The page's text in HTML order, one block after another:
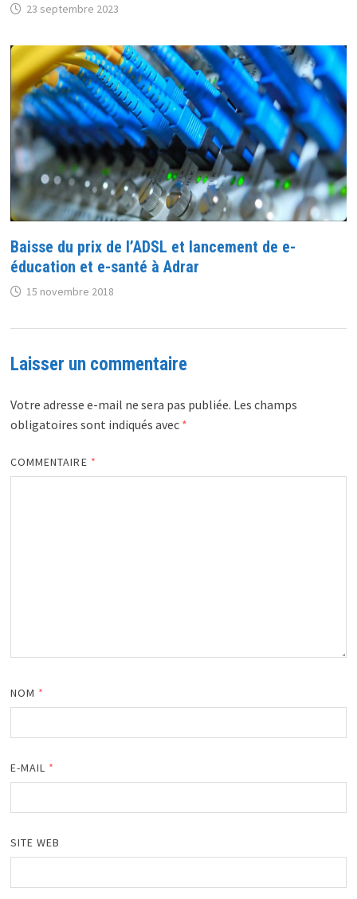
23 septembre 2023
Baisse du prix de l’ADSL et lancement de e-
éducation et e-santé à Adrar
15 novembre 2018
Laisser un commentaire
Votre adresse e-mail ne sera pas publiée. Les champs
obligatoires sont indiqués avec *
COMMENTAIRE *
NOM *
E-MAIL *
SITE WEB